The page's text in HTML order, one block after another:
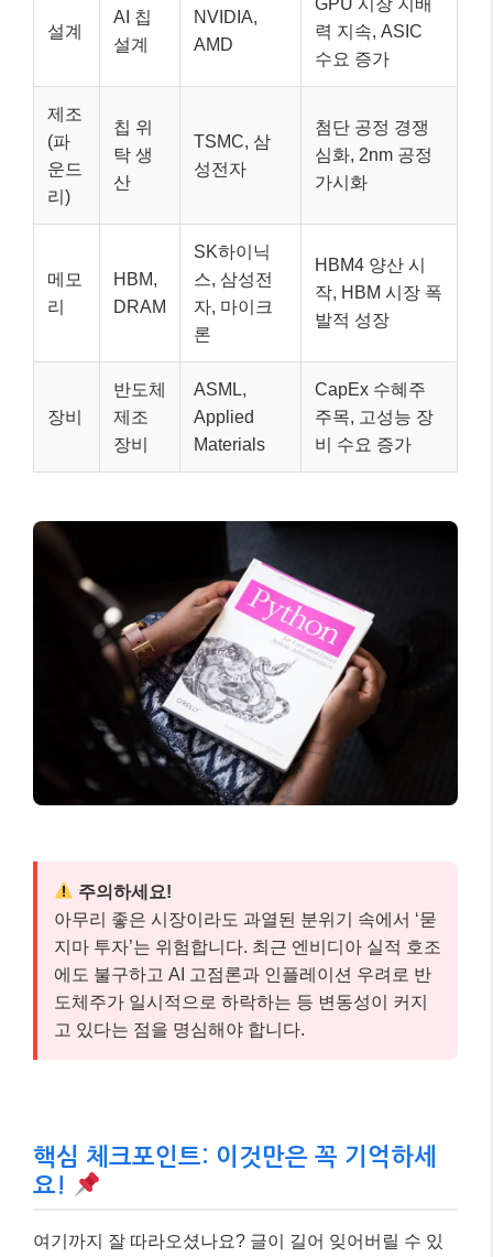
설계
AI 칩
설계
NVIDIA,
AMD
GPU 시장 지배
력 지속, ASIC
수요 증가
제조
(파
운드
리)
칩 위
탁 생
산
TSMC, 삼
성전자
첨단 공정 경쟁
심화, 2nm 공정
가시화
메모
리
HBM,
DRAM
SK하이닉
스, 삼성전
자, 마이크
론
HBM4 양산 시
작, HBM 시장 폭
발적 성장
장비
반도체
제조
장비
ASML,
Applied
Materials
CapEx 수혜주
주목, 고성능 장
비 수요 증가
주의하세요!
아무리 좋은 시장이라도 과열된 분위기 속에서 ‘묻
지마 투자’는 위험합니다. 최근 엔비디아 실적 호조
에도 불구하고 AI 고점론과 인플레이션 우려로 반
도체주가 일시적으로 하락하는 등 변동성이 커지
고 있다는 점을 명심해야 합니다.
핵심 체크포인트: 이것만은 꼭 기억하세
요!
여기까지 잘 따라오셨나요? 글이 길어 잊어버릴 수 있